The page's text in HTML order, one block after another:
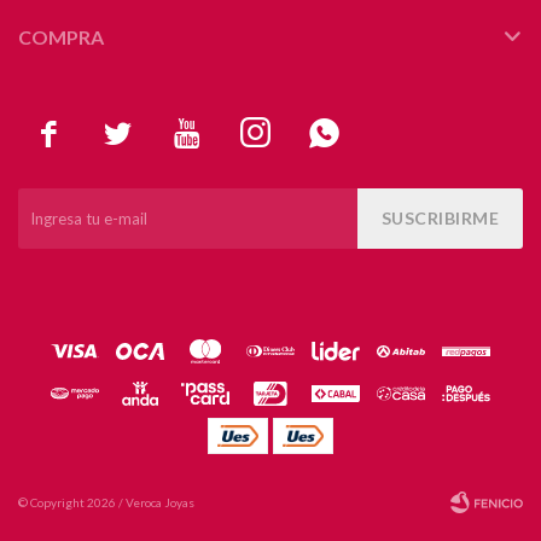
    
SUSCRIBIRME
COMPRA
© Copyright 2026 / Veroca Joyas